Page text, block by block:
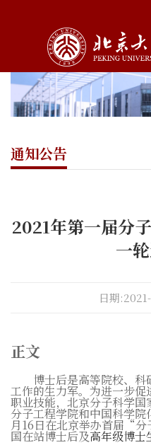
通知公告
2021年第一届分
一轮
日期
正文
博士后是高等院校、
工作的生力军。为进一步
职业技能，北京分子科学
分子工程学院和中国科学
月16日在北京举办首届“
国在站博士后及高年级博士